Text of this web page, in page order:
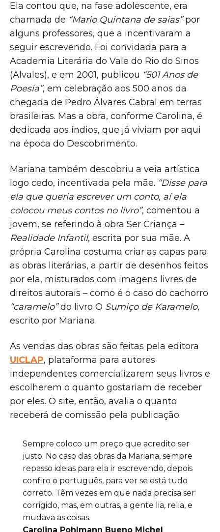
Ela contou que, na fase adolescente, era
chamada de “Mario Quintana de saias”por
alguns professores, que a incentivaram a
seguir escrevendo. Foi convidada para a
Academia Literária do Vale do Rio do Sinos
(Alvales), e em 2001, publicou “501 Anos de
Poesia”, em celebração aos 500 anos da
chegada de Pedro Álvares Cabral em terras
brasileiras. Mas a obra, conforme Carolina, é
dedicada aos índios, que já viviam por aqui
na época do Descobrimento.
Mariana também descobriu a veia artística
logo cedo, incentivada pela mãe. “Disse para
ela que queria escrever um conto, aí ela
colocou meus contos no livro”, comentou a
jovem, se referindo à obra Ser Criança –
Realidade Infantil, escrita por sua mãe. A
própria Carolina costuma criar as capas para
as obras literárias, a partir de desenhos feitos
por ela, misturados com imagens livres de
direitos autorais – como é o caso do cachorro
“caramelo”do livro O Sumiço de Karamelo,
escrito por Mariana.
As vendas das obras são feitas pela editora
UICLAP, plataforma para autores
independentes comercializarem seus livros e
escolherem o quanto gostariam de receber
por eles. O site, então, avalia o quanto
receberá de comissão pela publicação.
Sempre coloco um preço que acredito ser
justo. No caso das obras da Mariana, sempre
repasso ideias para ela ir escrevendo, depois
confiro o português, para ver se está tudo
correto. Têm vezes em que nada precisa ser
corrigido, mas, em outras, a gente lia, relia, e
mudava as coisas.
Carolina Pohlmann Bueno Michel